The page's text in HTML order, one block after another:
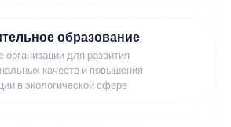
образование
для развития
качеств и повышения
в экологической сфере